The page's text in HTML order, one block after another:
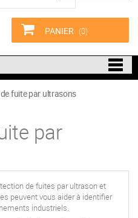
PANIER (0)
fuite par ultrasons
par
de fuites par ultrason et
peuvent vous aider à identifier
industriels.